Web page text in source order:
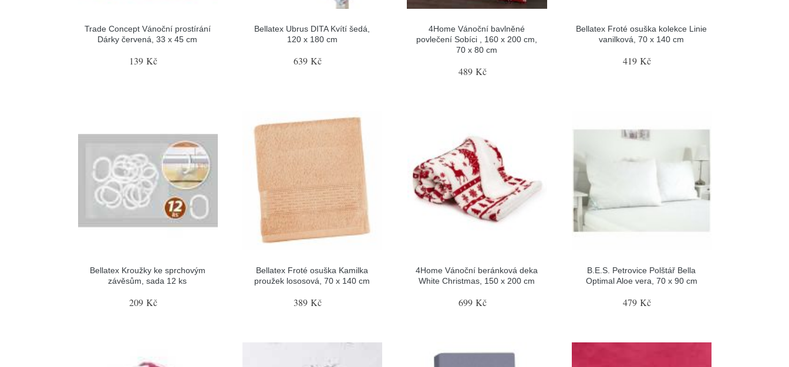
Trade Concept Vánoční prostírání
Dárky červená, 33 x 45 cm
139 Kč
Bellatex Ubrus DITA Kvítí šedá,
120 x 180 cm
639 Kč
4Home Vánoční bavlněné
povlečení Sobíci , 160 x 200 cm,
70 x 80 cm
489 Kč
Bellatex Froté osuška kolekce Linie
vanilková, 70 x 140 cm
419 Kč
Bellatex Kroužky ke sprchovým
závěsům, sada 12 ks
209 Kč
Bellatex Froté osuška Kamilka
proužek lososová, 70 x 140 cm
389 Kč
4Home Vánoční beránková deka
White Christmas, 150 x 200 cm
699 Kč
B.E.S. Petrovice Polštář Bella
Optimal Aloe vera, 70 x 90 cm
479 Kč